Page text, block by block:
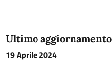
Ultimo aggiornamento
19 Aprile 2024